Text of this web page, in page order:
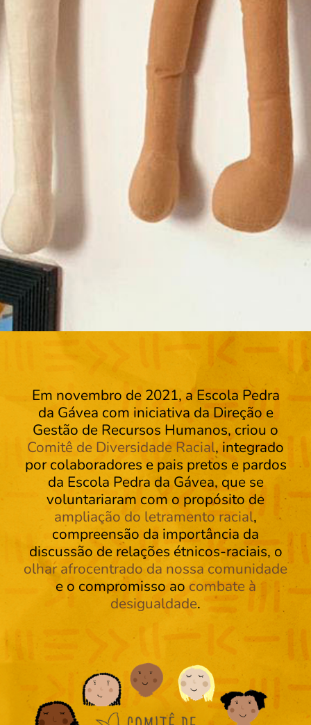
Em novembro de 2021, a Escola Pedra
da Gávea com iniciativa da Direção e
Gestão de Recursos Humanos, criou o
Comitê de Diversidade Racial, integrado
por colaboradores e pais pretos e pardos
da Escola Pedra da Gávea, que se
voluntariaram com o propósito de
ampliação do letramento racial,
compreensão da importância da
discussão de relações étnicos-raciais, o
olhar afrocentrado da nossa comunidade
e o compromisso ao combate à
desigualdade.